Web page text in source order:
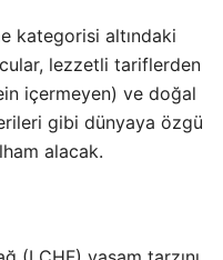
kategorisi altındaki
lezzetli tariflerden
içermeyen) ve doğal
gibi dünyaya özgü
alacak.